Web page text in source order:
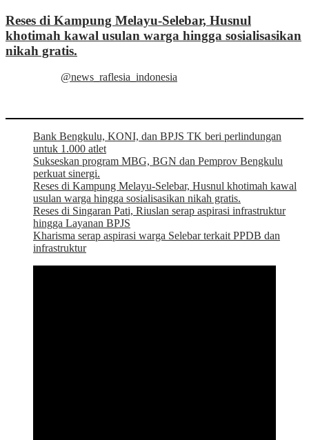
Reses di Kampung Melayu-Selebar, Husnul
khotimah kawal usulan warga hingga sosialisasikan
nikah gratis.
@news_raflesia_indonesia
Bank Bengkulu, KONI, dan BPJS TK beri perlindungan
untuk 1.000 atlet
Sukseskan program MBG, BGN dan Pemprov Bengkulu
perkuat sinergi.
Reses di Kampung Melayu-Selebar, Husnul khotimah kawal
usulan warga hingga sosialisasikan nikah gratis.
Reses di Singaran Pati, Riuslan serap aspirasi infrastruktur
hingga Layanan BPJS
Kharisma serap aspirasi warga Selebar terkait PPDB dan
infrastruktur